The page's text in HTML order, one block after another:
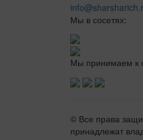
Мы в сосетях:
Мы принимаем к
© Все права
принадлежат